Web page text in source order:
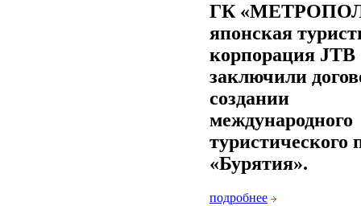
ГК
японская
корпорация JTB
заключили
создании
международного
туристического
«Бурятия».
подробнее